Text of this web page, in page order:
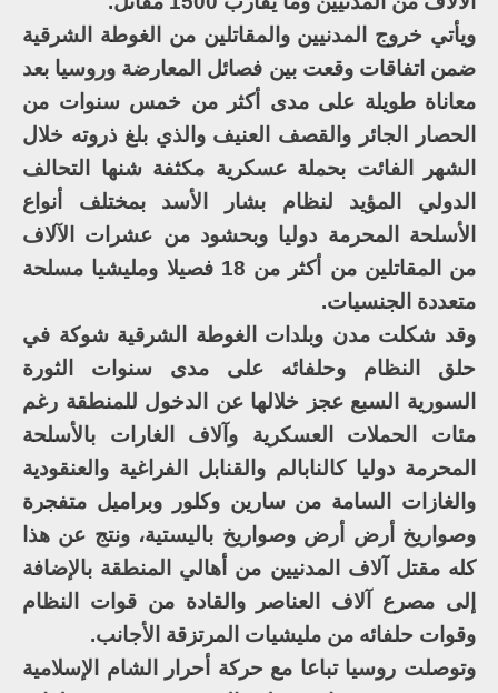
ويأتي خروج المدنيين والمقاتلين من الغوطة الشرقية
ضمن اتفاقات وقعت بين فصائل المعارضة وروسيا بعد
معاناة طويلة على مدى أكثر من خمس سنوات من
الحصار الجائر والقصف العنيف والذي بلغ ذروته خلال
الشهر الفائت بحملة عسكرية مكثفة شنها التحالف
الدولي المؤيد لنظام بشار الأسد بمختلف أنواع
الأسلحة المحرمة دوليا وبحشود من عشرات الآلاف
من المقاتلين من أكثر من 18 فصيلا ومليشيا مسلحة
متعددة الجنسيات.
وقد شكلت مدن وبلدات الغوطة الشرقية شوكة في
حلق النظام وحلفائه على مدى سنوات الثورة
السورية السبع عجز خلالها عن الدخول للمنطقة رغم
مئات الحملات العسكرية وآلاف الغارات بالأسلحة
المحرمة دوليا كالنابالم والقنابل الفراغية والعنقودية
والغازات السامة من سارين وكلور وبراميل متفجرة
وصواريخ أرض أرض وصواريخ باليستية، ونتج عن هذا
كله مقتل آلاف المدنيين من أهالي المنطقة بالإضافة
إلى مصرع آلاف العناصر والقادة من قوات النظام
وقوات حلفائه من مليشيات المرتزقة الأجانب.
وتوصلت روسيا تباعا مع حركة أحرار الشام الإسلامية